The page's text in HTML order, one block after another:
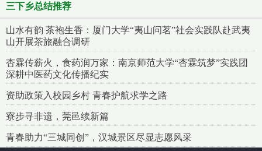
三下乡总结推荐
山水有韵 茶袍生香：厦门大学“夷山问茗”社会实践队赴武夷
山开展茶旅融合调研
杏霖传薪火，食药润万家：南京师范大学“杏霖筑梦”实践团
深耕中医药文化传播纪实
资助政策入校园乡村 青春护航求学之路
寮步寻非遗，莞邑续新篇
青春助力“三城同创”，汉城景区尽显志愿风采